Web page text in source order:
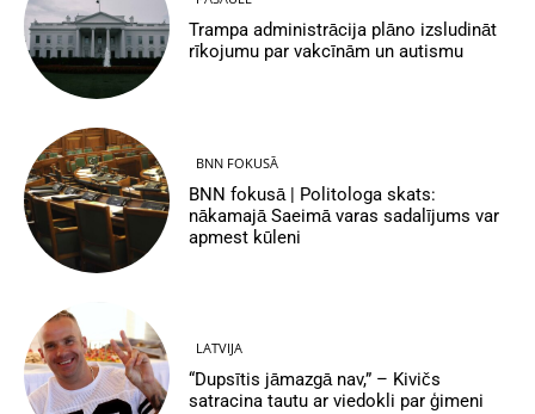
Trampa administrācija plāno izsludināt
rīkojumu par vakcīnām un autismu
BNN FOKUSĀ
BNN fokusā | Politologa skats:
nākamajā Saeimā varas sadalījums var
apmest kūleni
LATVIJA
“Dupsītis jāmazgā nav,” – Kivičs
satracina tautu ar viedokli par ģimeni